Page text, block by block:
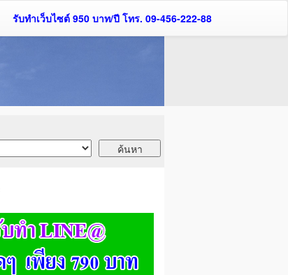
รับทำเว็บไซต์ 950 บาท/ปี โทร. 09-456-222-88